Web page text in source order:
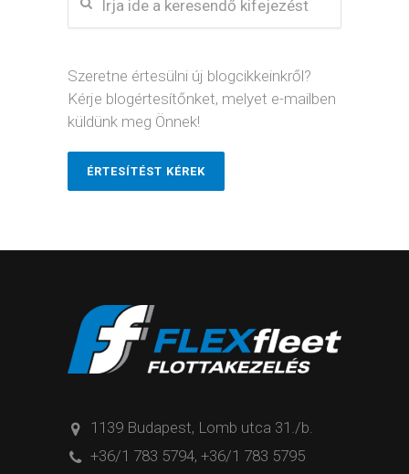
Szeretne értesülni új blogcikkeinkről?
Kérje blogértesítőnket, melyet e-mailben
küldünk meg Önnek!
ÉRTESÍTÉST KÉREK
1139 Budapest, Lomb utca 31./b.
+36/1 783 5794, +36/1 783 5795